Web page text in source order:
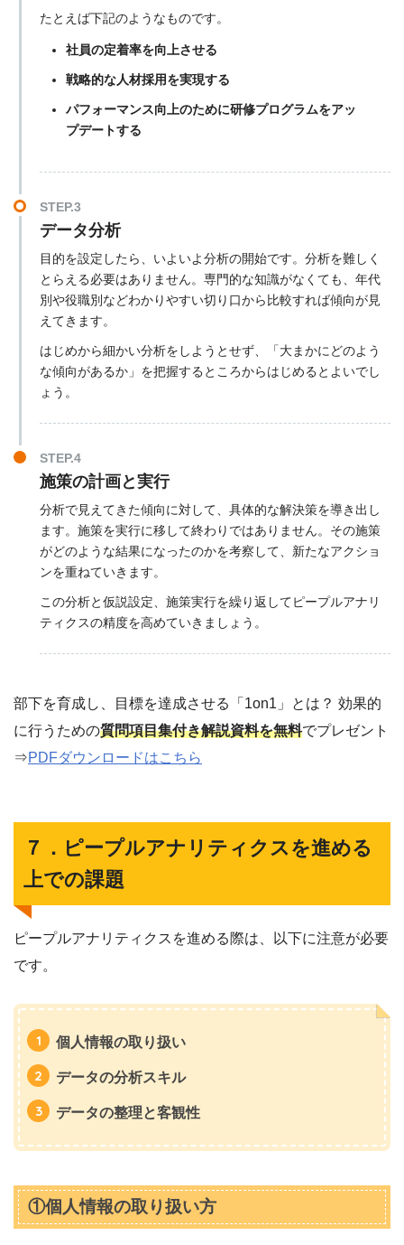
たとえば下記のようなものです。
社員の定着率を向上させる
戦略的な人材採用を実現する
パフォーマンス向上のために研修プログラムをアッ
プデートする
STEP.3
データ分析
目的を設定したら、いよいよ分析の開始です。分析を難しく
とらえる必要はありません。専門的な知識がなくても、年代
別や役職別などわかりやすい切り口から比較すれば傾向が見
えてきます。
はじめから細かい分析をしようとせず、「大まかにどのよう
な傾向があるか」を把握するところからはじめるとよいでし
ょう。
STEP.4
施策の計画と実行
分析で見えてきた傾向に対して、具体的な解決策を導き出し
ます。施策を実行に移して終わりではありません。その施策
がどのような結果になったのかを考察して、新たなアクショ
ンを重ねていきます。
この分析と仮説設定、施策実行を繰り返してピープルアナリ
ティクスの精度を高めていきましょう。
部下を育成し、目標を達成させる「1on1」とは？ 効果的
に行うための質問項目集付き解説資料を無料でプレゼント
⇒PDFダウンロードはこちら
７．ピープルアナリティクスを進める
上での課題
ピープルアナリティクスを進める際は、以下に注意が必要
です。
個人情報の取り扱い
データの分析スキル
データの整理と客観性
①個人情報の取り扱い方